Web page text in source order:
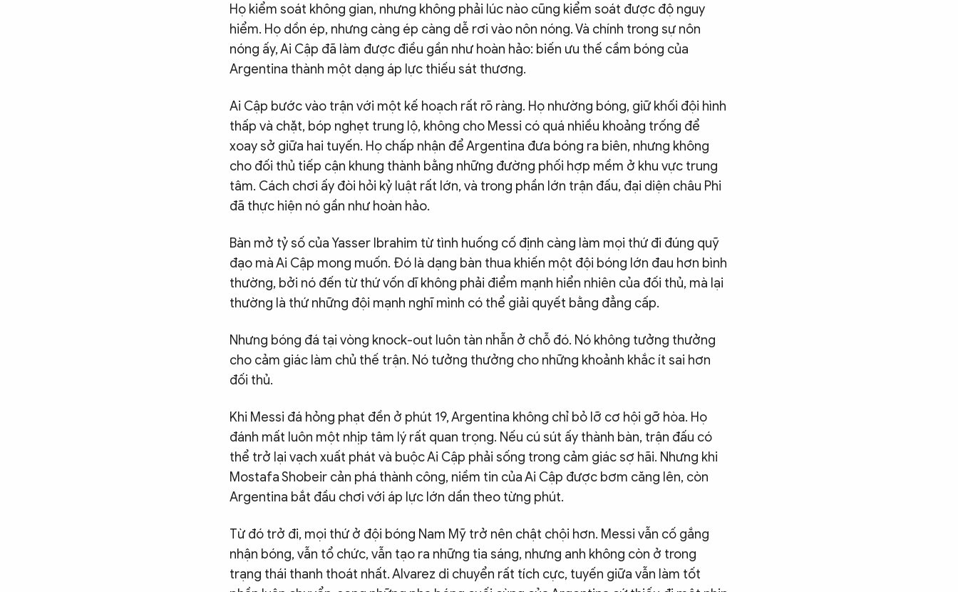
Họ kiểm soát không gian, nhưng không phải lúc nào cũng kiểm soát được độ nguy
hiểm. Họ dồn ép, nhưng càng ép càng dễ rơi vào nôn nóng. Và chính trong sự nôn
nóng ấy, Ai Cập đã làm được điều gần như hoàn hảo: biến ưu thế cầm bóng của
Argentina thành một dạng áp lực thiếu sát thương.
Ai Cập bước vào trận với một kế hoạch rất rõ ràng. Họ nhường bóng, giữ khối đội hình
thấp và chặt, bóp nghẹt trung lộ, không cho Messi có quá nhiều khoảng trống để
xoay sở giữa hai tuyến. Họ chấp nhận để Argentina đưa bóng ra biên, nhưng không
cho đối thủ tiếp cận khung thành bằng những đường phối hợp mềm ở khu vực trung
tâm. Cách chơi ấy đòi hỏi kỷ luật rất lớn, và trong phần lớn trận đấu, đại diện châu Phi
đã thực hiện nó gần như hoàn hảo.
Bàn mở tỷ số của Yasser Ibrahim từ tình huống cố định càng làm mọi thứ đi đúng quỹ
đạo mà Ai Cập mong muốn. Đó là dạng bàn thua khiến một đội bóng lớn đau hơn bình
thường, bởi nó đến từ thứ vốn dĩ không phải điểm mạnh hiển nhiên của đối thủ, mà lại
thường là thứ những đội mạnh nghĩ mình có thể giải quyết bằng đẳng cấp.
Nhưng bóng đá tại vòng knock-out luôn tàn nhẫn ở chỗ đó. Nó không tưởng thưởng
cho cảm giác làm chủ thế trận. Nó tưởng thưởng cho những khoảnh khắc ít sai hơn
đối thủ.
Khi Messi đá hỏng phạt đền ở phút 19, Argentina không chỉ bỏ lỡ cơ hội gỡ hòa. Họ
đánh mất luôn một nhịp tâm lý rất quan trọng. Nếu cú sút ấy thành bàn, trận đấu có
thể trở lại vạch xuất phát và buộc Ai Cập phải sống trong cảm giác sợ hãi. Nhưng khi
Mostafa Shobeir cản phá thành công, niềm tin của Ai Cập được bơm căng lên, còn
Argentina bắt đầu chơi với áp lực lớn dần theo từng phút.
Từ đó trở đi, mọi thứ ở đội bóng Nam Mỹ trở nên chật chội hơn. Messi vẫn cố gắng
nhận bóng, vẫn tổ chức, vẫn tạo ra những tia sáng, nhưng anh không còn ở trong
trạng thái thanh thoát nhất. Alvarez di chuyển rất tích cực, tuyến giữa vẫn làm tốt